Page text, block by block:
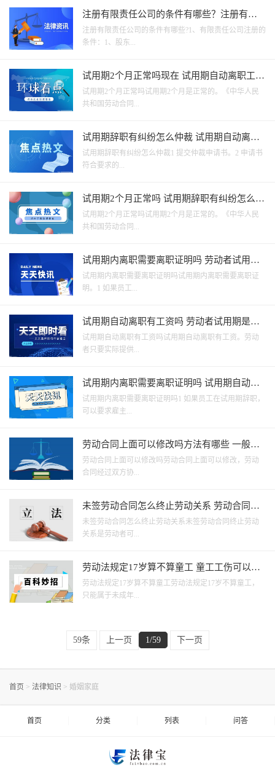
注册有限责任公司的条件有哪些？注册有限
责任公司的步骤有哪些？
注册有限责任公司的条件有哪些?1、有限责任公司注册的
条件：1、股东...
试用期2个月正常吗现在 试用期自动离职工资
怎么结算？
试用期2个月正常吗试用期2个月是正常的。《中华人民
共和国劳动合同...
试用期辞职有纠纷怎么仲裁 试用期自动离职
工资怎么结算？
试用期辞职有纠纷怎么仲裁1 提交仲裁申请书。2 申请书
符合要求的...
试用期2个月正常吗 试用期辞职有纠纷怎么仲
裁？
试用期2个月正常吗试用期2个月是正常的。《中华人民
共和国劳动合同...
试用期内离职需要离职证明吗 劳动者试用期
是多长时间？
试用期内离职需要离职证明吗试用期内离职需要离职证
明。1 如果员工...
试用期自动离职有工资吗 劳动者试用期是多
长时间？
试用期自动离职有工资吗试用期自动离职有工资。劳动
者只要实际提供...
试用期内离职需要离职证明吗 试用期自动离
职有工资吗？
试用期内离职需要离职证明吗1 如果员工在试用期辞职，
可以要求雇主...
劳动合同上面可以修改吗方法有哪些 一般情
况劳动合同离职有违约金吗？
劳动合同上面可以修改吗劳动合同上面可以修改，劳动
合同经过双方协...
未签劳动合同怎么终止劳动关系 劳动合同上
面可以修改吗？
未签劳动合同怎么终止劳动关系未签劳动合同终止劳动
关系是劳动者可...
劳动法规定17岁算不算童工 童工工伤可以申
请劳动仲裁吗？
劳动法规定17岁算不算童工劳动法规定17岁不算童工，
只能属于未成年...
59条 上一页 1/59 下一页
首页 > 法律知识 > 婚姻家庭
首页 分类 列表 问答